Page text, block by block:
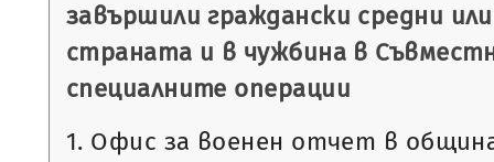
завършили граждански средни
страната и в чужбина в
специалните операции
1. Офис за военен отчет в